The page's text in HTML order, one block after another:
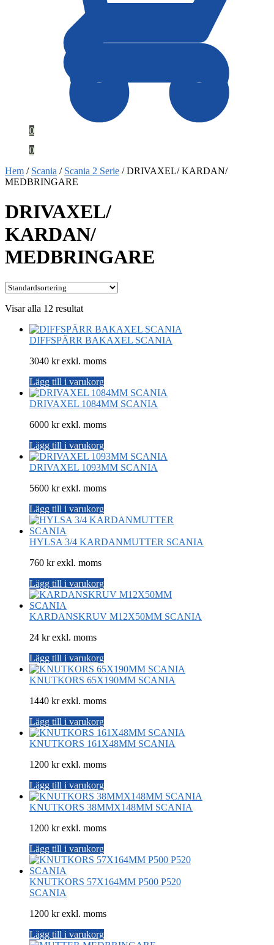
0
0
Hem / Scania / Scania 2 Serie /DRIVAXEL/ KARDAN/
MEDBRINGARE
DRIVAXEL/
KARDAN/
MEDBRINGARE
Visar alla 12 resultat
DIFFSPÄRR BAKAXEL SCANIA
3040 kr exkl. moms
Lägg till i varukorg
DRIVAXEL 1084MM SCANIA
6000 kr exkl. moms
Lägg till i varukorg
DRIVAXEL 1093MM SCANIA
5600 kr exkl. moms
Lägg till i varukorg
HYLSA 3/4 KARDANMUTTER SCANIA
760 kr exkl. moms
Lägg till i varukorg
KARDANSKRUV M12X50MM SCANIA
24 kr exkl. moms
Lägg till i varukorg
KNUTKORS 65X190MM SCANIA
1440 kr exkl. moms
Lägg till i varukorg
KNUTKORS 161X48MM SCANIA
1200 kr exkl. moms
Lägg till i varukorg
KNUTKORS 38MMX148MM SCANIA
1200 kr exkl. moms
Lägg till i varukorg
KNUTKORS 57X164MM P500 P520
SCANIA
1200 kr exkl. moms
Lägg till i varukorg